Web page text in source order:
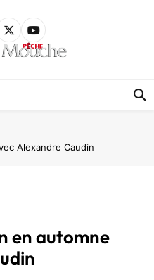
Alexandre Caudin
en automne